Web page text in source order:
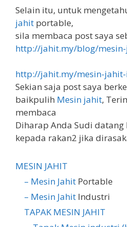
Selain itu, untuk
jahit portable,
sila membaca post saya
http://jahit.my/blog/
http://jahit.my/mesin-
Sekian saja post saya
baikpulih Mesin jahit,
membaca
Diharap Anda Sudi datang
kepada rakan2 jika
MESIN JAHIT
– Mesin Jahit Portable
– Mesin Jahit Industri
TAPAKMESIN JAHIT